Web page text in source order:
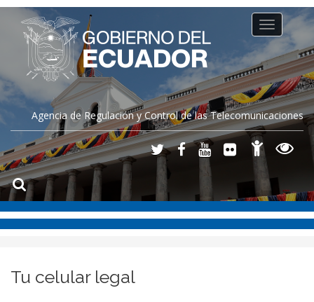
Agencia de Regulación y Control de las Telecomunicaciones
Toggle
navigation
Tu celular legal